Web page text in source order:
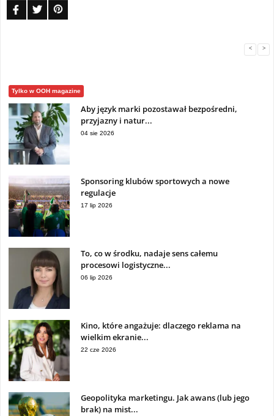
< >
Tylko w OOH magazine
Aby język marki pozostawał bezpośredni,
przyjazny i natur...
04 sie 2026
Sponsoring klubów sportowych a nowe
regulacje
17 lip 2026
To, co w środku, nadaje sens całemu
procesowi logistyczne...
06 lip 2026
Kino, które angażuje: dlaczego reklama na
wielkim ekranie...
22 cze 2026
Geopolityka marketingu. Jak awans (lub jego
brak) na mist...